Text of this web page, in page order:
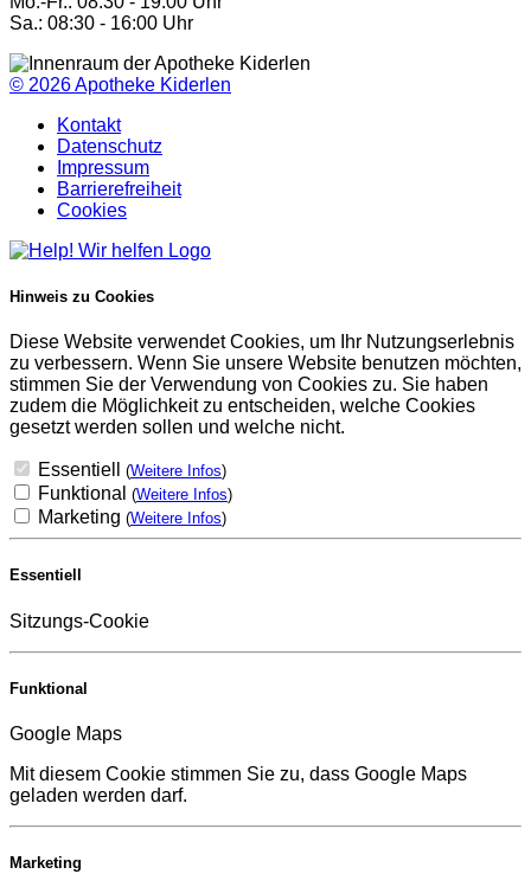
Sa.: 08:30 - 16:00 Uhr
© 2026Apotheke Kiderlen
Kontakt
Datenschutz
Impressum
Barrierefreiheit
Cookies
Hinweis zu Cookies
Diese Website verwendet Cookies, um Ihr Nutzungserlebnis
zu verbessern. Wenn Sie unsere Website benutzen möchten,
stimmen Sie der Verwendung von Cookies zu. Sie haben
zudem die Möglichkeit zu entscheiden, welche Cookies
gesetzt werden sollen und welche nicht.
Essentiell (Weitere Infos)
Funktional (Weitere Infos)
Marketing (Weitere Infos)
Essentiell
Sitzungs-Cookie
Funktional
Google Maps
Mit diesem Cookie stimmen Sie zu, dass Google Maps
geladen werden darf.
Marketing